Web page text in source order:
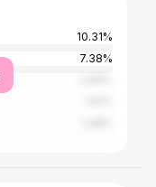
10.31%
7.38%